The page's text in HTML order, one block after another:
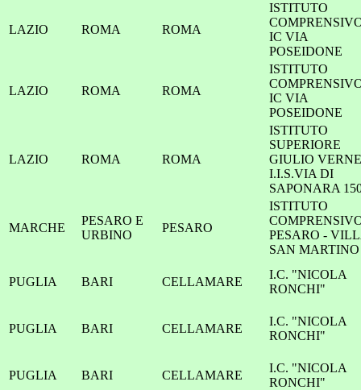
LAZIO ROMA ROMA
ISTITUTO
IC VIA
POSEIDONE
LAZIO ROMA ROMA
ISTITUTO
IC VIA
POSEIDONE
LAZIO ROMA ROMA
ISTITUTO
SUPERIORE
GIULIO
I.I.S.VIA DI
SAPONARA
MARCHE
PESARO E
URBINO
PESARO
ISTITUTO
PESARO -
SAN MARTINO
PUGLIA BARI CELLAMARE
I.C. "NICOLA
RONCHI"
PUGLIA BARI CELLAMARE
I.C. "NICOLA
RONCHI"
PUGLIA BARI CELLAMARE
I.C. "NICOLA
RONCHI"